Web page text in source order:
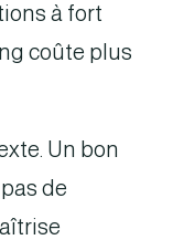
à fort
coûte plus
Un bon
de